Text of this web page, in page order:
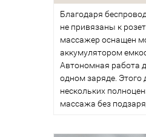
Благодаря
не привязаны к
массажер оснащен
аккумулятором
Автономная работа
одном заряде. Этого
нескольких
массажа без